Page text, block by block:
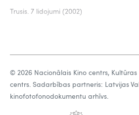
Trusis. 7 lidojumi (2002)
© 2026 Nacionālais Kino centrs,
centrs. Sadarbības partneris: Latvijas
kinofotofonodokumentu arhīvs.